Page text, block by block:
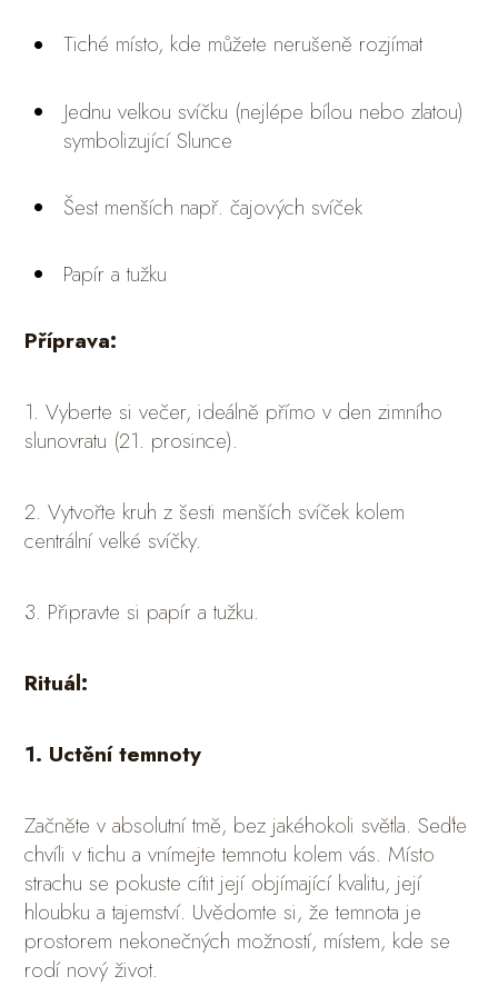
Tiché místo, kde můžete nerušeně rozjímat
Jednu velkou svíčku (nejlépe bílou nebo zlatou)
symbolizující Slunce
Šest menších např. čajových svíček
Papír a tužku
Příprava:
1. Vyberte si večer, ideálně přímo v den zimního
slunovratu (21. prosince).
2. Vytvořte kruh z šesti menších svíček kolem
centrální velké svíčky.
3. Připravte si papír a tužku.
Rituál:
1. Uctění temnoty
Začněte v absolutní tmě, bez jakéhokoli světla. Seďte
chvíli v tichu a vnímejte temnotu kolem vás. Místo
strachu se pokuste cítit její objímající kvalitu, její
hloubku a tajemství. Uvědomte si, že temnota je
prostorem nekonečných možností, místem, kde se
rodí nový život.